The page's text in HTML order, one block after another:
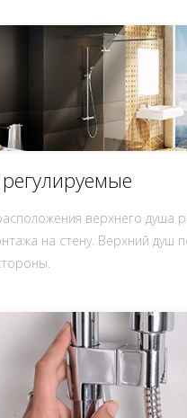
верхнего душа
на стену. Верхний душ